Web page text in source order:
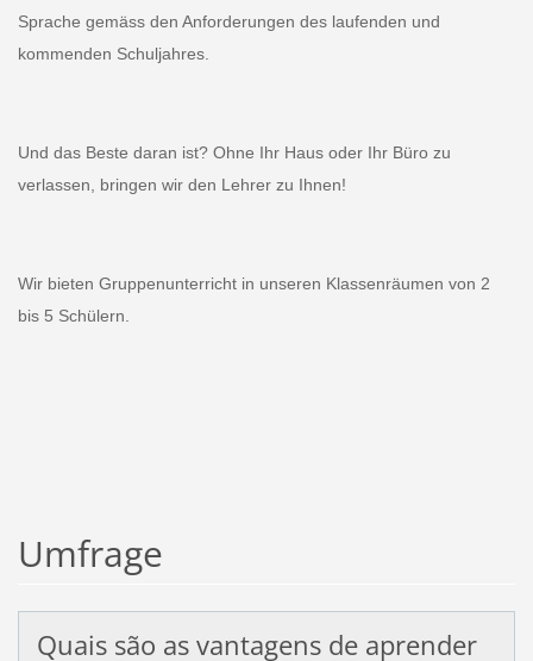
Sprache gemäss den Anforderungen des laufenden und
kommenden Schuljahres.
Und das Beste daran ist? Ohne Ihr Haus oder Ihr Büro zu
verlassen, bringen wir den Lehrer zu Ihnen!
Wir bieten Gruppenunterricht in unseren Klassenräumen von 2
bis 5 Schülern.
Umfrage
Quais são as vantagens de aprender